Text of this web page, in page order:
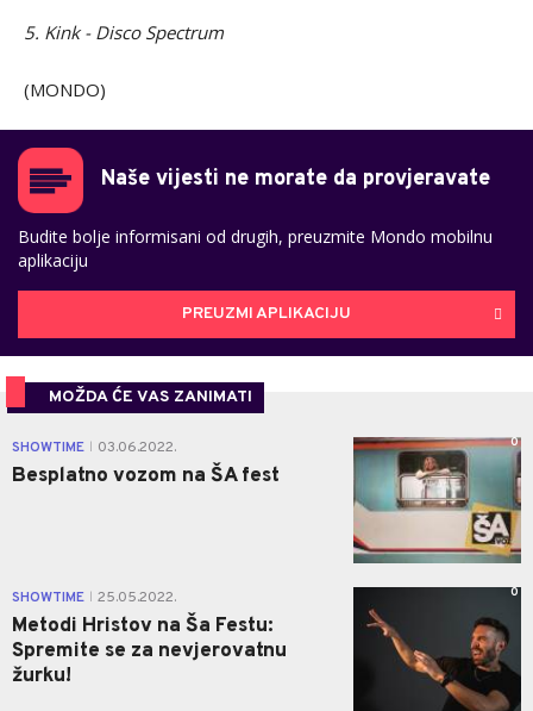
5. Kink - Disco Spectrum
(MONDO)
Naše vijesti ne morate da provjeravate
Budite bolje informisani od drugih, preuzmite Mondo mobilnu
aplikaciju
PREUZMI APLIKACIJU
MOŽDA ĆE VAS ZANIMATI
SHOWTIME 03.06.2022.
Besplatno vozom na ŠA fest
0
SHOWTIME 25.05.2022.
Metodi Hristov na Ša Festu:
Spremite se za nevjerovatnu
žurku!
0